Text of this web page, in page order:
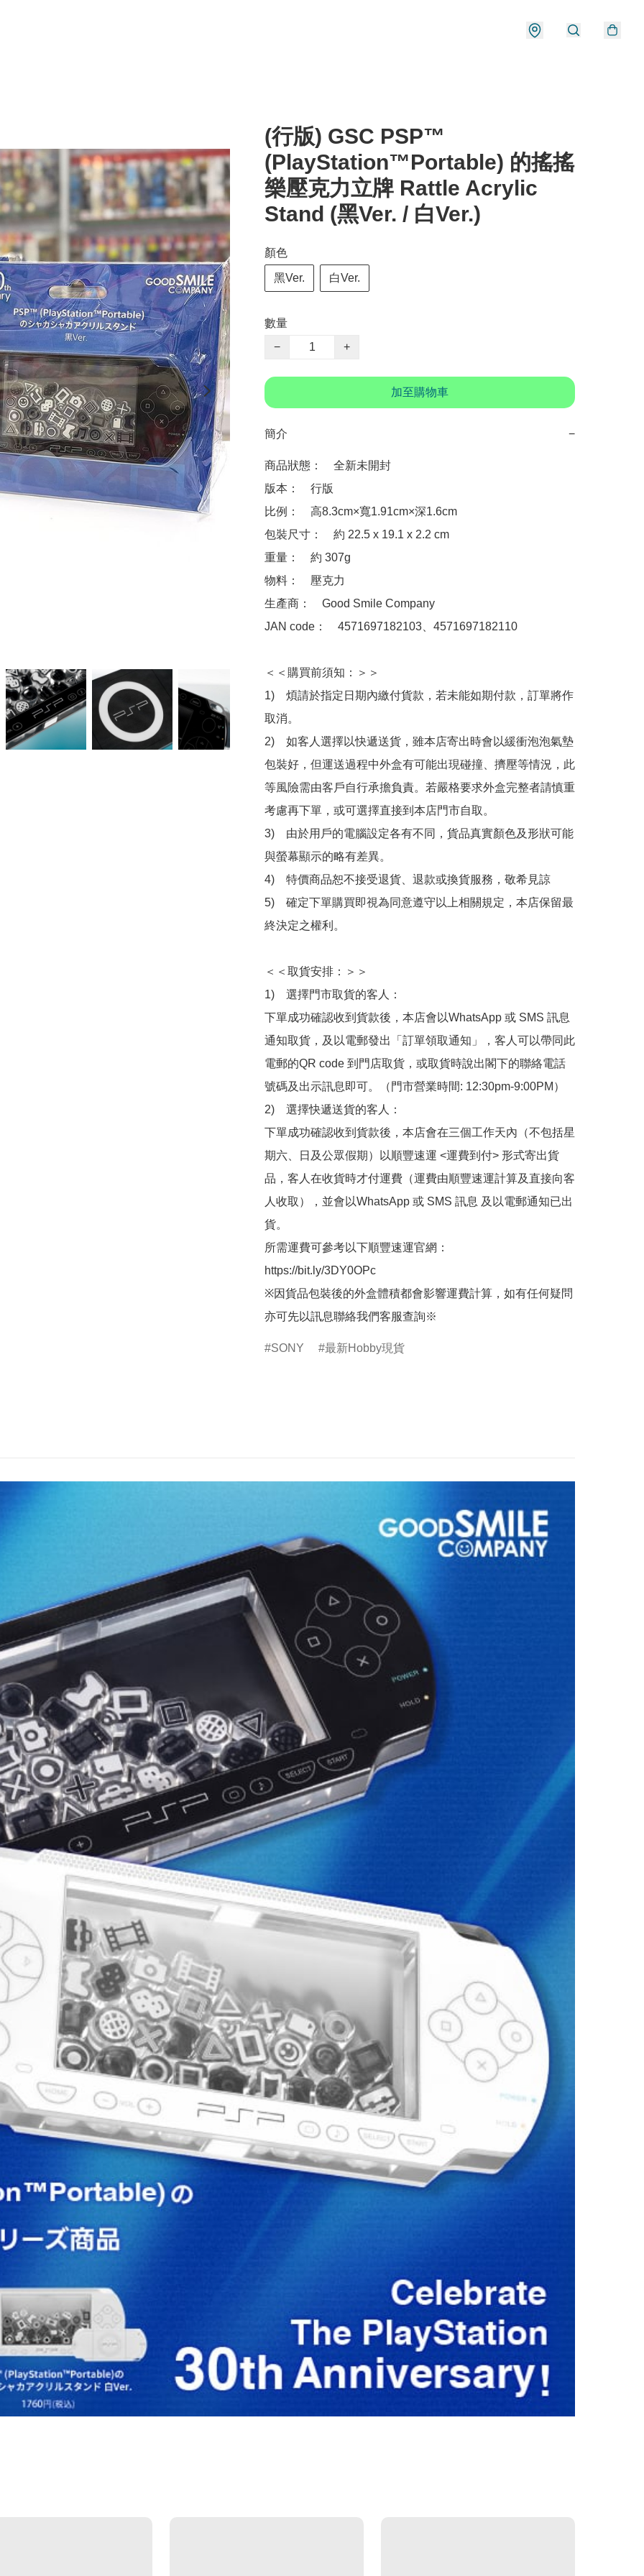
(行版) GSC PSP™
(PlayStation™Portable) 的搖搖
樂壓克力立牌 Rattle Acrylic
Stand (黑Ver. / 白Ver.)
顏色
黑Ver. 白Ver.
數量
−
+
加至購物車
簡介 −
商品狀態：　全新未開封
版本：　行版
比例：　高8.3cm×寬1.91cm×深1.6cm
包裝尺寸：　約 22.5 x 19.1 x 2.2 cm
重量：　約 307g
物料：　壓克力
生產商：　Good Smile Company
JAN code：　4571697182103、4571697182110
＜＜購買前須知：＞＞
1)　煩請於指定日期內繳付貨款，若未能如期付款，訂單將作
取消。
2)　如客人選擇以快遞送貨，雖本店寄出時會以緩衝泡泡氣墊
包裝好，但運送過程中外盒有可能出現碰撞、擠壓等情況，此
等風險需由客戶自行承擔負責。若嚴格要求外盒完整者請慎重
考慮再下單，或可選擇直接到本店門市自取。
3)　由於用戶的電腦設定各有不同，貨品真實顏色及形狀可能
與螢幕顯示的略有差異。
4)　特價商品恕不接受退貨、退款或換貨服務，敬希見諒
5)　確定下單購買即視為同意遵守以上相關規定，本店保留最
終決定之權利。
＜＜取貨安排：＞＞
1)　選擇門市取貨的客人：
下單成功確認收到貨款後，本店會以WhatsApp 或 SMS 訊息
通知取貨，及以電郵發出「訂單領取通知」，客人可以帶同此
電郵的QR code 到門店取貨，或取貨時說出閣下的聯絡電話
號碼及出示訊息即可。（門市營業時間: 12:30pm-9:00PM）
2)　選擇快遞送貨的客人：
下單成功確認收到貨款後，本店會在三個工作天內（不包括星
期六、日及公眾假期）以順豐速運 <運費到付> 形式寄出貨
品，客人在收貨時才付運費（運費由順豐速運計算及直接向客
人收取），並會以WhatsApp 或 SMS 訊息 及以電郵通知已出
貨。
所需運費可參考以下順豐速運官網：
https://bit.ly/3DY0OPc
※因貨品包裝後的外盒體積都會影響運費計算，如有任何疑問
亦可先以訊息聯絡我們客服查詢※
SONY 最新Hobby現貨